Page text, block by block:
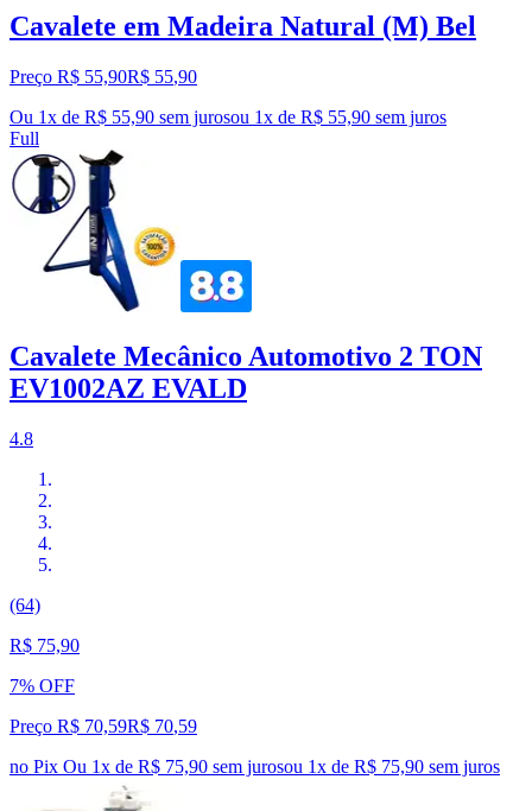
Cavalete em Madeira Natural (M) Bel
Preço R$ 55,90R$ 55,90
Ou 1x de R$ 55,90 sem jurosou 1x de R$ 55,90 sem juros
Full
Cavalete Mecânico Automotivo 2 TON
EV1002AZ EVALD
4.8
(64)
R$ 75,90
7% OFF
Preço R$ 70,59R$ 70,59
no Pix Ou 1x de R$ 75,90 sem jurosou 1x de R$ 75,90 sem juros